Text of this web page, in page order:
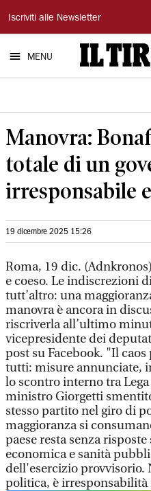
Il
Tirreno
Iscriviti alle Newsletter
MENU
Manovra:
totale di un
irresponsabile
19 dicembre 2025 15:26
Roma, 19 dic.
e coeso. Le indiscrezioni
tutt’altro: una
manovra è ancora in
riscriverla all’ultimo
vicepresidente dei
post su Facebook. "Il
tutti: misure annunciate,
lo scontro interno tra
ministro Giorgetti
stesso partito nel giro di
maggioranza si
paese resta senza
economica e sanità
dell'esercizio provvisorio.
politica, è